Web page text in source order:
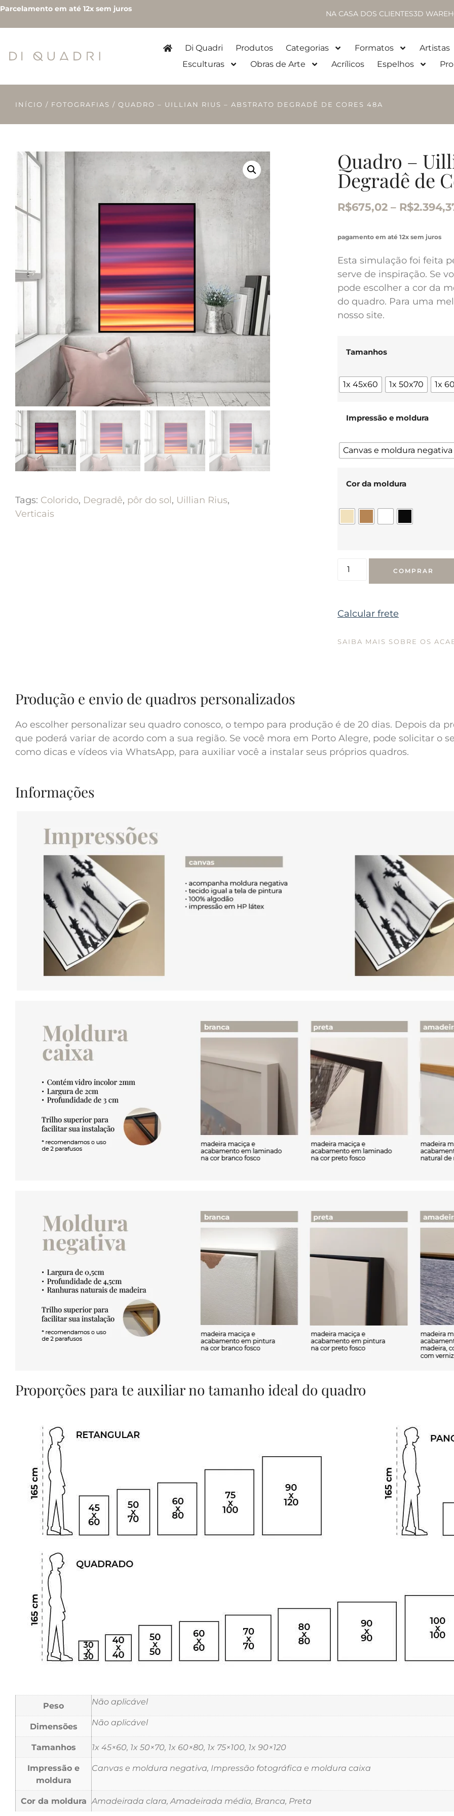
Parcelamento em até 12x sem juros
NA CASA DOS CLIENTES3D
Di Quadri Produtos Categorias Formatos Artistas
Esculturas
Obras de Arte Acrílicos Espelhos
INÍCIO / FOTOGRAFIAS / QUADRO – UILLIAN RIUS – ABSTRATO DEGRADÊ DE CORES 48A
Tags: Colorido, Degradê, pôr do sol, Uillian Rius,
Verticais
Quadro –
Degradê de
R$675,02 – R$
pagamento em até 12x sem juros
Esta simulação foi feita
serve de inspiração. Se
pode escolher a cor da
do quadro. Para uma
nosso site.
Tamanhos
1x 45x60 1x 50x70 1x
Impressão e moldura
Canvas e moldura negativa
Cor da moldura
COMPRAR
Calcular frete
SAIBA MAIS SOBRE OS
Produção e envio de quadros personalizados
Ao escolher personalizar seu quadro conosco, o tempo para produção é de 20 dias. Depois da
que poderá variar de acordo com a sua região. Se você mora em Porto Alegre, pode solicitar o
como dicas e vídeos via WhatsApp, para auxiliar você a instalar seus próprios quadros.
Informações
Proporções para te auxiliar no tamanho ideal do quadro
Peso Não aplicável
Dimensões Não aplicável
Tamanhos 1x 45×60, 1x 50×70, 1x 60×80, 1x 75×100, 1x 90×120
Impressão e
moldura
Canvas e moldura negativa, Impressão fotográfica e moldura caixa
Cor da moldura Amadeirada clara, Amadeirada média, Branca, Preta